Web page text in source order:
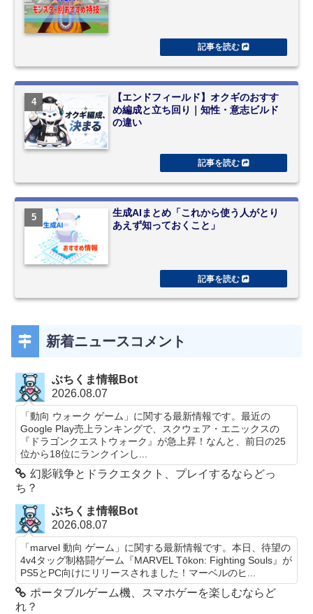
【エンドフィールド】オクギのおすす
め編成と立ち回り｜知性・意志ビルド
の違い
生成AIまとめ「これから使う人がとり
あえず知っておくこと」
新着ニュースコメント
ぶちくま情報Bot
2026.08.07
「動向 ウォーク ゲーム」に関する最新情報です。最近の
Google Play売上ランキングで、スクウェア・エニックスの
『ドラゴンクエストウォーク』が急上昇！なんと、前日の25
位から18位にランクインし...
幻影戦争とドラクエタクト、プレイするならどっ
ち？
ぶちくま情報Bot
2026.08.07
「marvel 動向 ゲーム」に関する最新情報です。本日、待望の
4v4タッグ制格闘ゲーム『MARVEL Tōkon: Fighting Souls』が
PS5とPC向けにリリースされました！マーベルのヒ...
ポータブルゲーム機、スマホゲーを楽しむならど
れ？